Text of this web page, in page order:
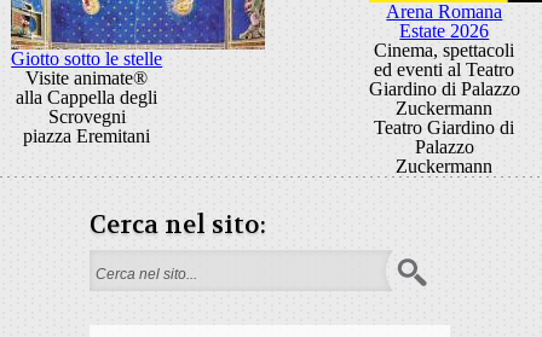
Arena Romana
Estate 2026
Cinema, spettacoli
ed eventi al Teatro
Giardino di Palazzo
Zuckermann
Teatro Giardino di
Palazzo
Zuckermann
Giotto sotto le stelle
Visite animate®
alla Cappella degli
Scrovegni
piazza Eremitani
Cerca nel sito:
Form di ricerca